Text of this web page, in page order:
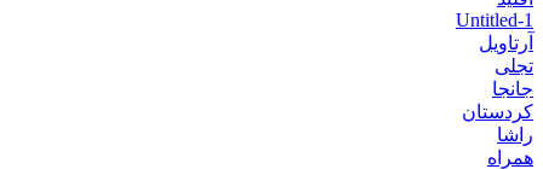
Untitled-1
آرتاویل
تجلی
جانجا
کردستان
راشا
همراه